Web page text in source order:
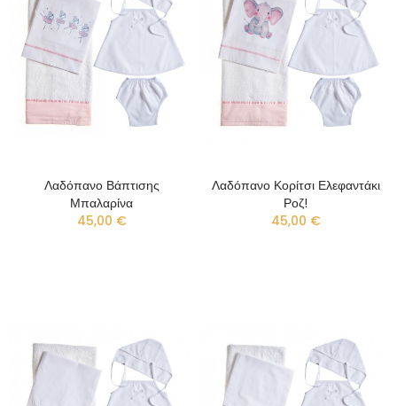
Λαδόπανο Βάπτισης
Μπαλαρίνα
45,00 €
Λαδόπανο Κορίτσι Ελεφαντάκι
Ροζ!
45,00 €